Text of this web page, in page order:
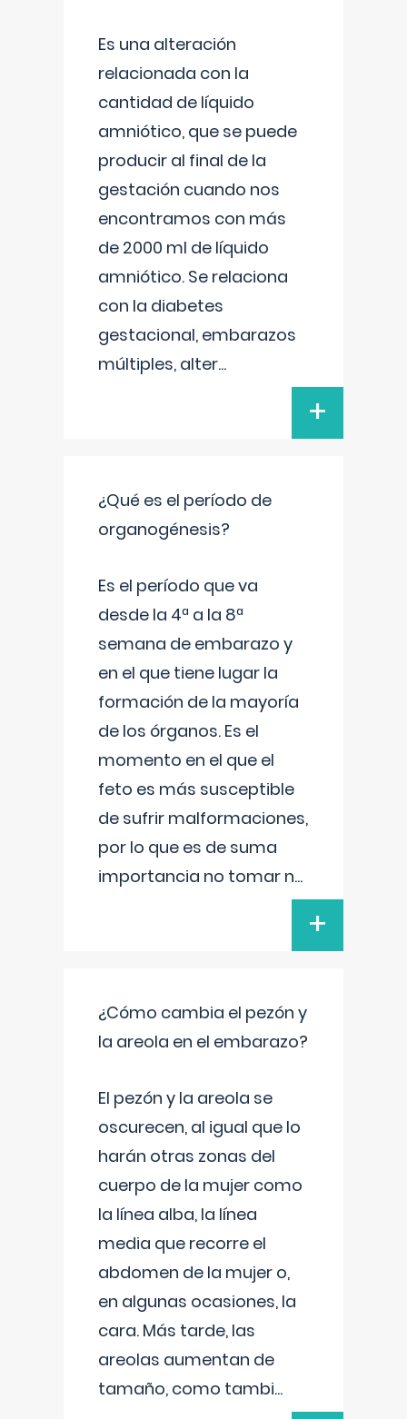
Es una alteración
relacionada con la
cantidad de líquido
amniótico, que se puede
producir al final de la
gestación cuando nos
encontramos con más
de 2000 ml de líquido
amniótico. Se relaciona
con la diabetes
gestacional, embarazos
múltiples, alter...
+
¿Qué es el período de
organogénesis?
Es el período que va
desde la 4ª a la 8ª
semana de embarazo y
en el que tiene lugar la
formación de la mayoría
de los órganos. Es el
momento en el que el
feto es más susceptible
de sufrir malformaciones,
por lo que es de suma
importancia no tomar n...
+
¿Cómo cambia el pezón y
la areola en el embarazo?
El pezón y la areola se
oscurecen, al igual que lo
harán otras zonas del
cuerpo de la mujer como
la línea alba, la línea
media que recorre el
abdomen de la mujer o,
en algunas ocasiones, la
cara. Más tarde, las
areolas aumentan de
tamaño, como tambi...